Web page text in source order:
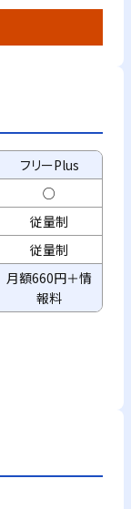
フリーPlus
○
従量制
従量制
月額660円＋情
報料